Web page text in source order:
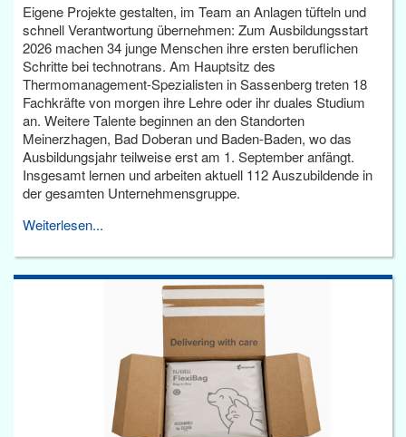
Eigene Projekte gestalten, im Team an Anlagen tüfteln und
schnell Verantwortung übernehmen: Zum Ausbildungsstart
2026 machen 34 junge Menschen ihre ersten beruflichen
Schritte bei technotrans. Am Hauptsitz des
Thermomanagement-Spezialisten in Sassenberg treten 18
Fachkräfte von morgen ihre Lehre oder ihr duales Studium
an. Weitere Talente beginnen an den Standorten
Meinerzhagen, Bad Doberan und Baden-Baden, wo das
Ausbildungsjahr teilweise erst am 1. September anfängt.
Insgesamt lernen und arbeiten aktuell 112 Auszubildende in
der gesamten Unternehmensgruppe.
Weiterlesen...